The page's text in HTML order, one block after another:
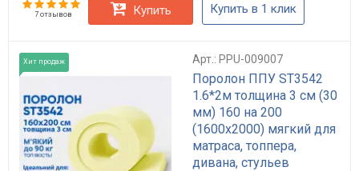
7 отзывов Купить Купить в 1 клик
Хит продаж Арт.: PPU-009007
Поролон ППУ ST3542
1.6*2м толщина 3 см (30
мм) 160 на 200
(1600х2000) мягкий для
матраса, топпера,
дивана, стульев